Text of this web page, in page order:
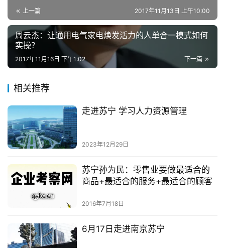
上一篇 2017年11月13日 上午10:00
周云杰：让通用电气家电焕发活力的人单合一模式如何
实操？
下一篇
2017年11月16日 下午1:02
相关推荐
走进苏宁 学习人力资源管理
2023年12月29日
苏宁孙为民：零售业要做最适合的
商品+最适合的服务+最适合的顾客
2016年7月18日
6月17日走进南京苏宁